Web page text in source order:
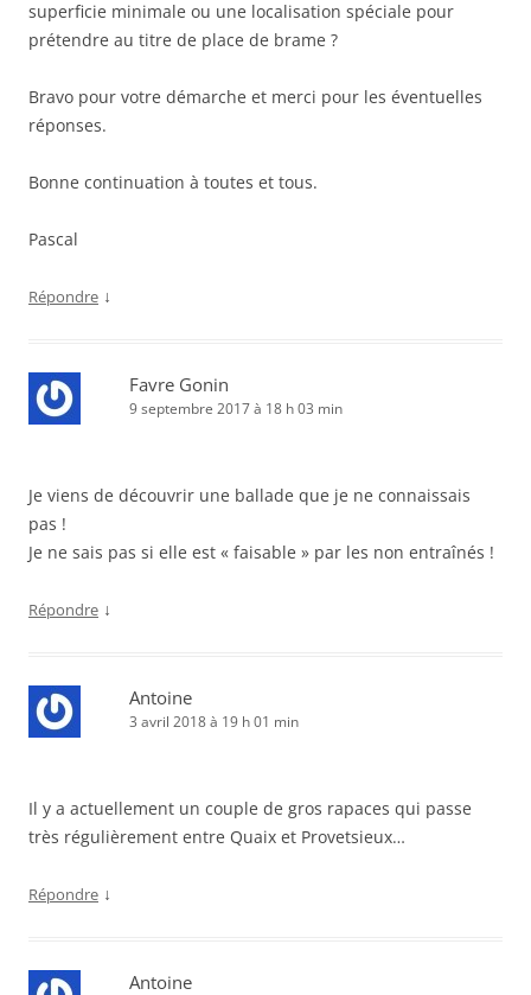
superficie minimale ou une localisation spéciale pour
prétendre au titre de place de brame ?
Bravo pour votre démarche et merci pour les éventuelles
réponses.
Bonne continuation à toutes et tous.
Pascal
Répondre ↓
Favre Gonin
9 septembre 2017 à 18 h 03 min
Je viens de découvrir une ballade que je ne connaissais
pas !
Je ne sais pas si elle est « faisable » par les non entraînés !
Répondre ↓
Antoine
3 avril 2018 à 19 h 01 min
Il y a actuellement un couple de gros rapaces qui passe
très régulièrement entre Quaix et Provetsieux…
Répondre ↓
Antoine